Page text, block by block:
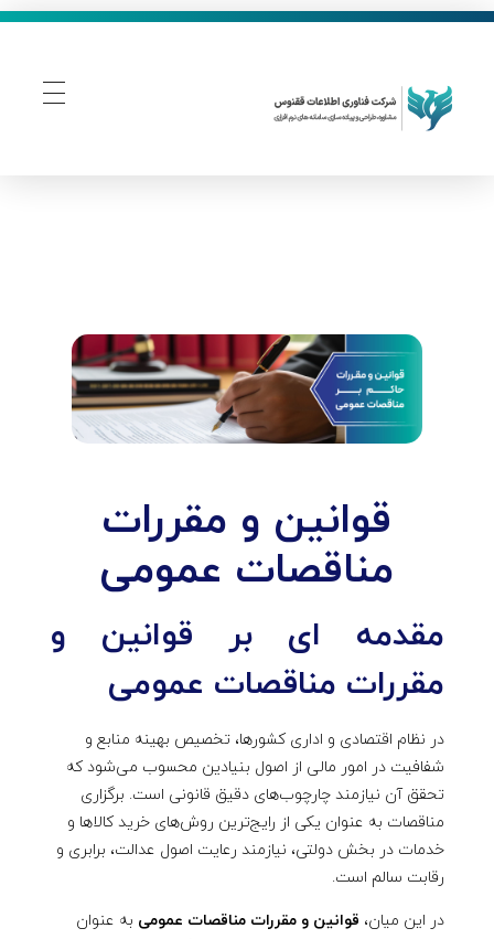
ن
و
م
ق
ر
ر
قوانین و مقررات
مناقصات عمومی
مقدمه ای بر قوانین و
مقررات مناقصات عمومی
در نظام اقتصادی و اداری کشورها، تخصیص بهینه منابع و
شفافیت در امور مالی از اصول بنیادین محسوب می‌شود که
تحقق آن نیازمند چارچوب‌های دقیق قانونی است. برگزاری
مناقصات به عنوان یکی از رایج‌ترین روش‌های خرید کالاها و
خدمات در بخش دولتی، نیازمند رعایت اصول عدالت، برابری و
رقابت سالم است.
در این میان، قوانین و مقررات مناقصات عمومی به عنوان